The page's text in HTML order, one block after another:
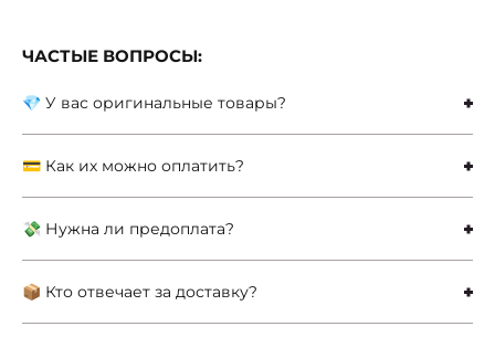
ЧАСТЫЕ ВОПРОСЫ:
💎 У вас оригинальные товары?
💳 Как их можно оплатить?
💸 Нужна ли предоплата?
📦 Кто отвечает за доставку?